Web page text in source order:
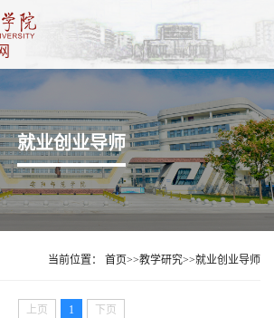
就业创业导师
当前位置： 首页>>教学研究>>就业创业导师
上页 1 下页